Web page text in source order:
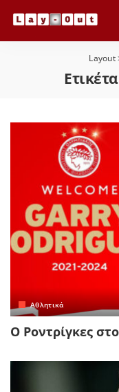
Layout
Αθλητικά
Ο Ροντρίγκες